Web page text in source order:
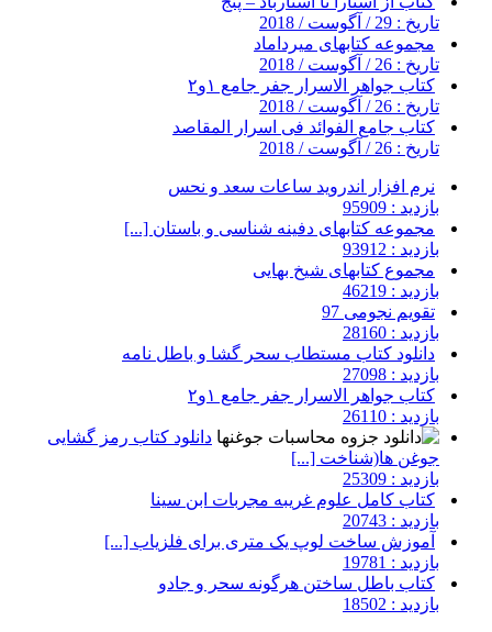
تاریخ : 29 / آگوست / 2018
مجموعه کتابهای میرداماد
تاریخ : 26 / آگوست / 2018
کتاب جواهر الاسرار جفر جامع ۱و۲
تاریخ : 26 / آگوست / 2018
کتاب جامع الفوائد فی اسرار المقاصد
تاریخ : 26 / آگوست / 2018
نرم افزار اندروید ساعات سعد و نحس
بازدید : 95909
مجموعه کتابهای دفینه شناسی و باستان [...]
بازدید : 93912
مجموع کتابهای شیخ بهایی
بازدید : 46219
تقویم نجومی 97
بازدید : 28160
دانلود کتاب مستطاب سحر گشا و باطل نامه
بازدید : 27098
کتاب جواهر الاسرار جفر جامع ۱و۲
بازدید : 26110
دانلود کتاب رمز گشایی
جوغن ها(شناخت [...]
بازدید : 25309
کتاب کامل علوم غریبه مجربات ابن سینا
بازدید : 20743
آموزش ساخت لوپ یک متری برای فلزیاب [...]
بازدید : 19781
کتاب باطل ساختن هرگونه سحر و جادو
بازدید : 18502